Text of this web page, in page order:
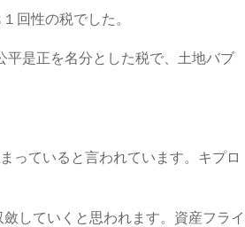
回性の税でした。
是正を名分とした税で、土地バブ
っていると言われています。キプロ
していくと思われます。資産フライ